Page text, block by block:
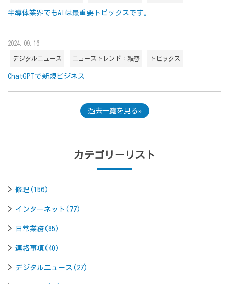
半導体業界でもAIは最重要トピックスです。
2024.09.16
デジタルニュース ニューストレンド：雑感 トピックス
ChatGPTで新規ビジネス
過去一覧を見る
カテゴリーリスト
修理(156)
インターネット(77)
日常業務(85)
連絡事項(40)
デジタルニュース(27)